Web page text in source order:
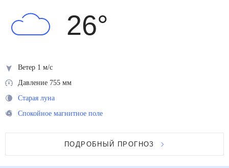
26°
Ветер 1 м/с
Давление 755 мм
Старая луна
Спокойное магнитное поле
ПОДРОБНЫЙ ПРОГНОЗ